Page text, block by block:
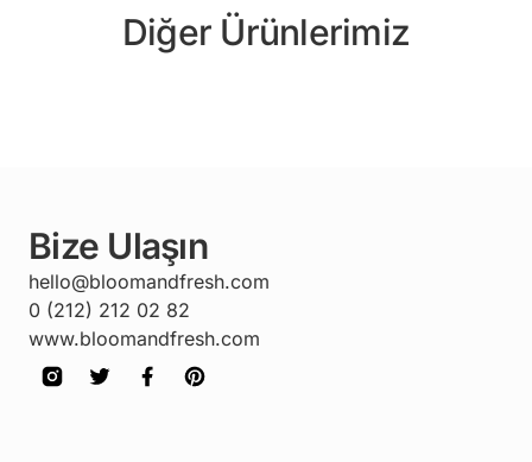
Diğer Ürünlerimiz
Bize Ulaşın
hello@bloomandfresh.com
0 (212) 212 02 82
www.bloomandfresh.com